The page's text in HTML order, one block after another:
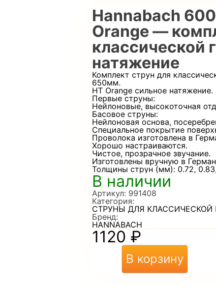
Hannabach
Orange —
классической
натяжение
1120 ₽
Комплект струн для
650мм.
НT Orange сильное натяжение.
Первые струны:
Нейлоновые, высокоточная
Басовое струны:
Нейлоновая основа,
Специальное покрытие
Проволока изготовлена в
Хорошо настраиваются.
Чистое, прозрачное звучание.
Изготовлены вручную в
Толщины струн (мм): 0.72, 0.83,
В наличии
В корзину
Артикул: 991408
Категория:
СТРУНЫ ДЛЯ КЛАССИЧЕСКОЙ
Бренд:
HANNABACH